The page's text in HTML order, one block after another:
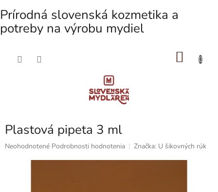
Prírodná slovenská kozmetika a
potreby na výrobu mydiel
Plastová pipeta 3 ml
Priemerné
Neohodnotené Podrobnosti hodnotenia Značka: U šikovných rúk